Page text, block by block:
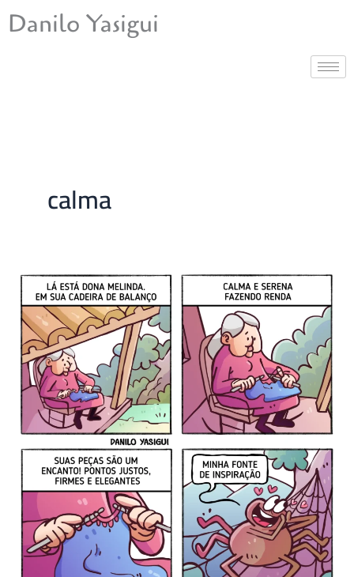
para
Danilo Yasigui
calma